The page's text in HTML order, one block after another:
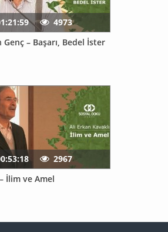
– Başarı, Bedel İster
4973
İlim ve Amel
2967